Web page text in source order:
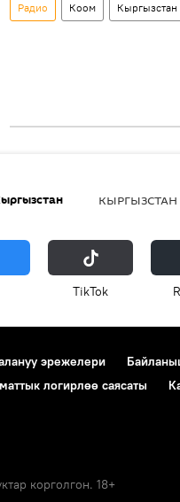
Радио Коом Кыргызстан
КЫРГЫЗСТАН
ТikТоk
эрежелери
логирлөө саясаты
корголгон. 18+